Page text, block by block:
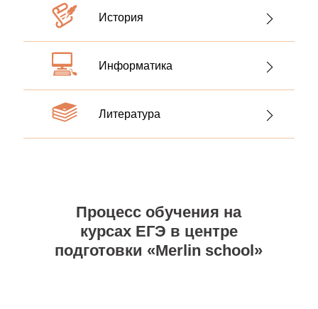
История
Информатика
Литература
Процесс обучения на
курсах ЕГЭ в центре
подготовки «Merlin school»